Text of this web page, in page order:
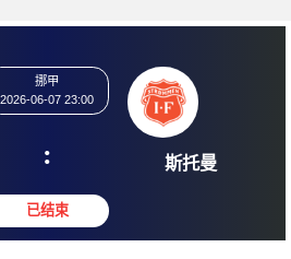
2026-06-07 23:00
: 斯